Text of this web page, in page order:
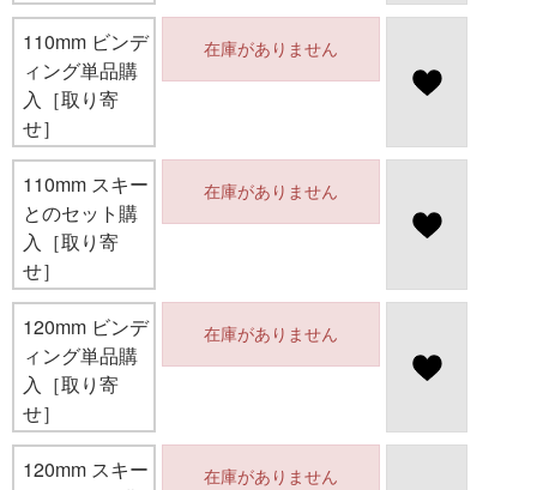
110mm ビンデ
ィング単品購
入［取り寄
せ］
在庫がありません
110mm スキー
とのセット購
入［取り寄
せ］
在庫がありません
120mm ビンデ
ィング単品購
入［取り寄
せ］
在庫がありません
120mm スキー
在庫がありません